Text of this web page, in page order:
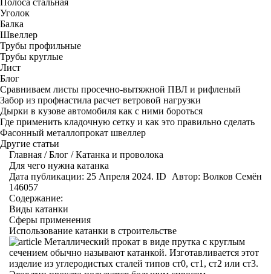
Полоса стальная
Уголок
Балка
Швеллер
Трубы профильные
Трубы круглые
Лист
Блог
Сравниваем листы просечно-вытяжной ПВЛ и рифленый
Забор из профнастила расчет ветровой нагрузки
Дырки в кузове автомобиля как с ними бороться
Где применить кладочную сетку и как это правильно сделать
Фасонный металлопрокат швеллер
Другие статьи
Главная /Блог /Катанка и проволока
Для чего нужна катанка
Автор: Волков Семён
Дата публикации: 25 Апреля 2024. ID
146057
Содержание:
Виды катанки
Сферы применения
Использование катанки в строительстве
Металлический прокат в виде прутка с круглым
сечением обычно называют катанкой. Изготавливается этот
изделие из углеродистых сталей типов ст0, ст1, ст2 или ст3.